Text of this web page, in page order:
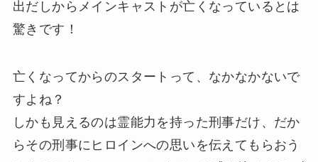
出だしからメインキャストが亡くなっているとは
驚きです！
亡くなってからのスタートって、なかなかないで
すよね？
しかも見えるのは霊能力を持った刑事だけ、だか
らその刑事にヒロインへの思いを伝えてもらおう